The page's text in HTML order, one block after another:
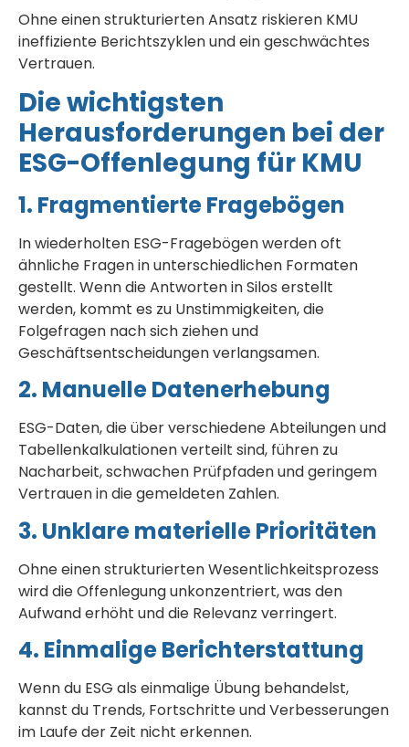
Ohne einen strukturierten Ansatz riskieren KMU
ineffiziente Berichtszyklen und ein geschwächtes
Vertrauen.
Die wichtigsten
Herausforderungen bei der
ESG-Offenlegung für KMU
1. Fragmentierte Fragebögen
In wiederholten ESG-Fragebögen werden oft
ähnliche Fragen in unterschiedlichen Formaten
gestellt. Wenn die Antworten in Silos erstellt
werden, kommt es zu Unstimmigkeiten, die
Folgefragen nach sich ziehen und
Geschäftsentscheidungen verlangsamen.
2. Manuelle Datenerhebung
ESG-Daten, die über verschiedene Abteilungen und
Tabellenkalkulationen verteilt sind, führen zu
Nacharbeit, schwachen Prüfpfaden und geringem
Vertrauen in die gemeldeten Zahlen.
3. Unklare materielle Prioritäten
Ohne einen strukturierten Wesentlichkeitsprozess
wird die Offenlegung unkonzentriert, was den
Aufwand erhöht und die Relevanz verringert.
4. Einmalige Berichterstattung
Wenn du ESG als einmalige Übung behandelst,
kannst du Trends, Fortschritte und Verbesserungen
im Laufe der Zeit nicht erkennen.